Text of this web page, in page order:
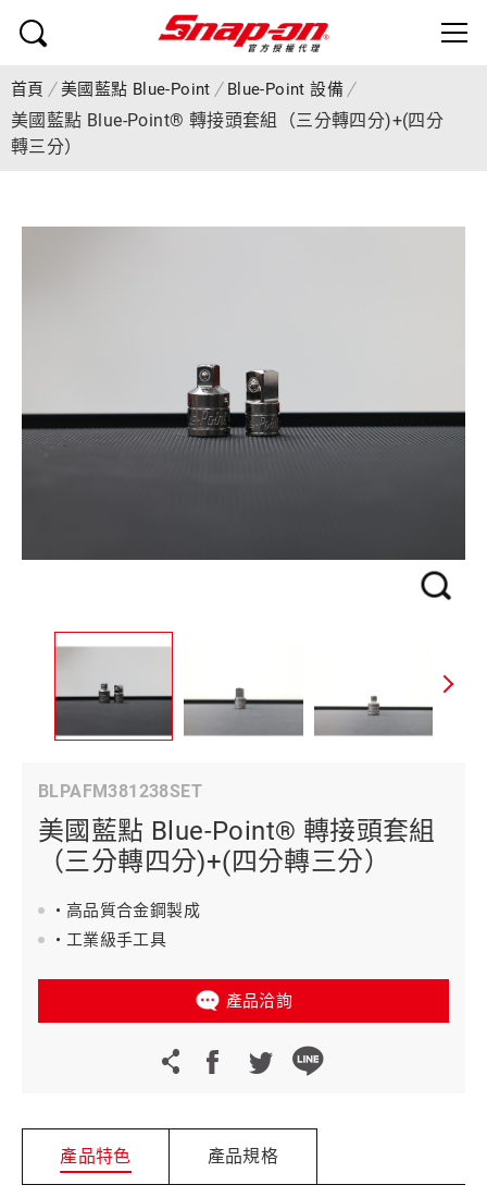
首頁 美國藍點 Blue-Point Blue-Point 設備
美國藍點 Blue-Point® 轉接頭套組（三分轉四分)+(四分
轉三分）
BLPAFM381238SET
美國藍點 Blue-Point® 轉接頭套組
（三分轉四分)+(四分轉三分）
• 高品質合金鋼製成
• 工業級手工具
產品洽詢
產品特色 產品規格